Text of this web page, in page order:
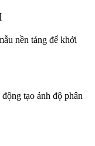
nền tảng để khởi
tạo ảnh độ phân